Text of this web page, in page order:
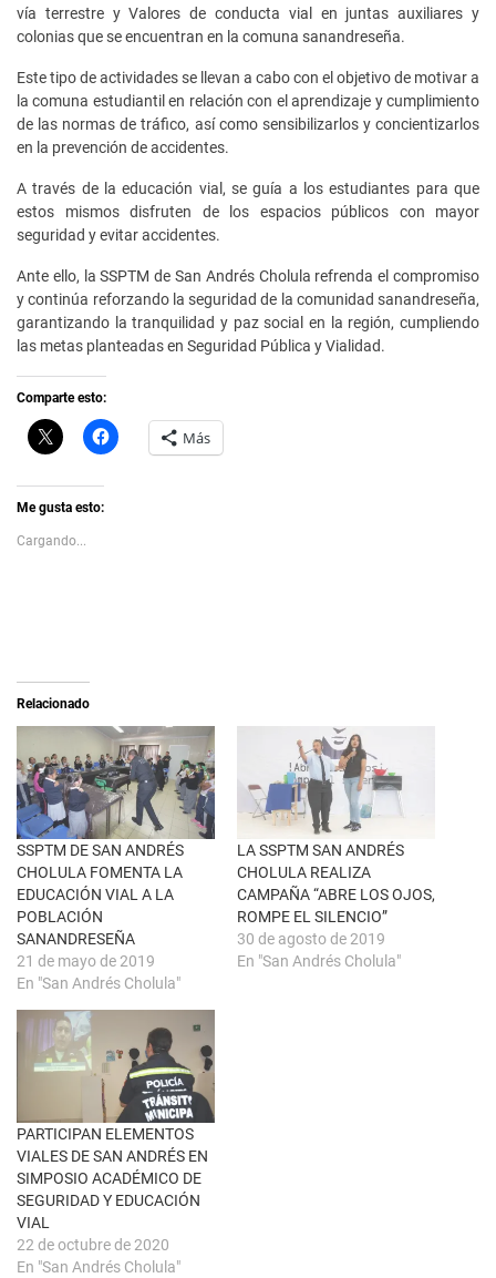
vía terrestre y Valores de conducta vial en juntas auxiliares y
colonias que se encuentran en la comuna sanandreseña.
Este tipo de actividades se llevan a cabo con el objetivo de motivar a
la comuna estudiantil en relación con el aprendizaje y cumplimiento
de las normas de tráfico, así como sensibilizarlos y concientizarlos
en la prevención de accidentes.
A través de la educación vial, se guía a los estudiantes para que
estos mismos disfruten de los espacios públicos con mayor
seguridad y evitar accidentes.
Ante ello, la SSPTM de San Andrés Cholula refrenda el compromiso
y continúa reforzando la seguridad de la comunidad sanandreseña,
garantizando la tranquilidad y paz social en la región, cumpliendo
las metas planteadas en Seguridad Pública y Vialidad.
Comparte esto:
C
l
k
t
s
h
e
b
e
n
u
n
a
v
e
n
t
a
n
a
n
u
v
a
)
H
a
n
a
c
e
b
o
o
k
(
S
e
r
e
n
u
n
e
n
n
a
n
u
e
v
a
Más
Me gusta esto:
Cargando...
Relacionado
SSPTM DE SAN ANDRÉS
CHOLULA FOMENTA LA
EDUCACIÓN VIAL A LA
POBLACIÓN
SANANDRESEÑA
21 de mayo de 2019
En "San Andrés Cholula"
LA SSPTM SAN ANDRÉS
CHOLULA REALIZA
CAMPAÑA “ABRE LOS OJOS,
ROMPE EL SILENCIO”
30 de agosto de 2019
En "San Andrés Cholula"
PARTICIPAN ELEMENTOS
VIALES DE SAN ANDRÉS EN
SIMPOSIO ACADÉMICO DE
SEGURIDAD Y EDUCACIÓN
VIAL
22 de octubre de 2020
En "San Andrés Cholula"